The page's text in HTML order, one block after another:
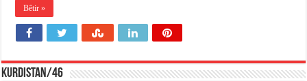
Bêtir »
KURDISTAN/46